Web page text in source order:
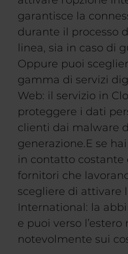
garantisce la
durante il processo
linea, sia in caso di
Oppure puoi
gamma di servizi
Web: il servizio in
proteggere i dati
clienti dai malware
generazione.E se
in contatto costante
fornitori che
scegliere di attivare
International: la
e puoi verso
notevolmente sui